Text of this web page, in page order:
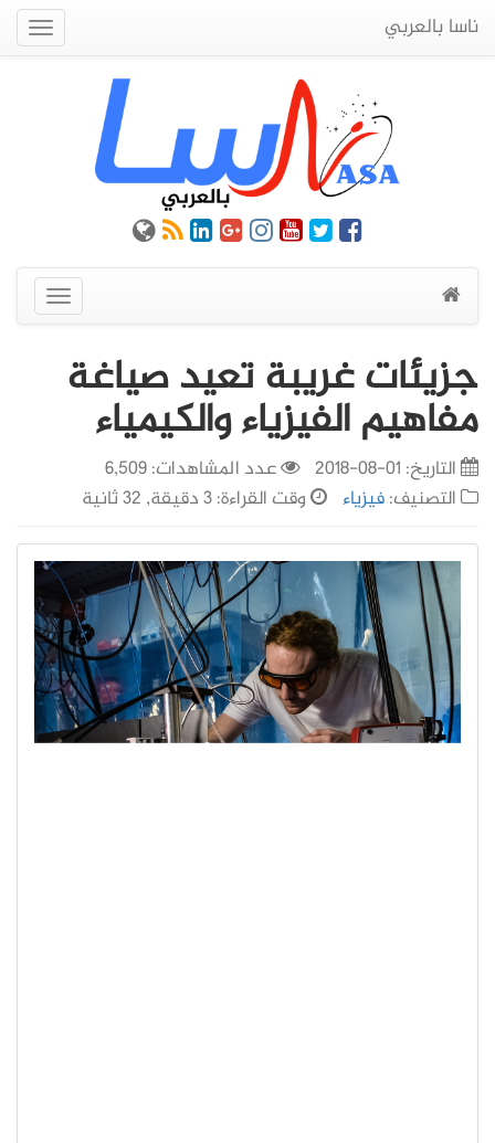
ناسا بالعربي
عرض
القائمة
جزيئات غريبة تعيد صياغة
مفاهيم الفيزياء والكيمياء
التاريخ: 01-08-2018
عدد المشاهدات: 6,509
التصنيف:فيزياء وقت القراءة: 3 دقيقة, 32 ثانية